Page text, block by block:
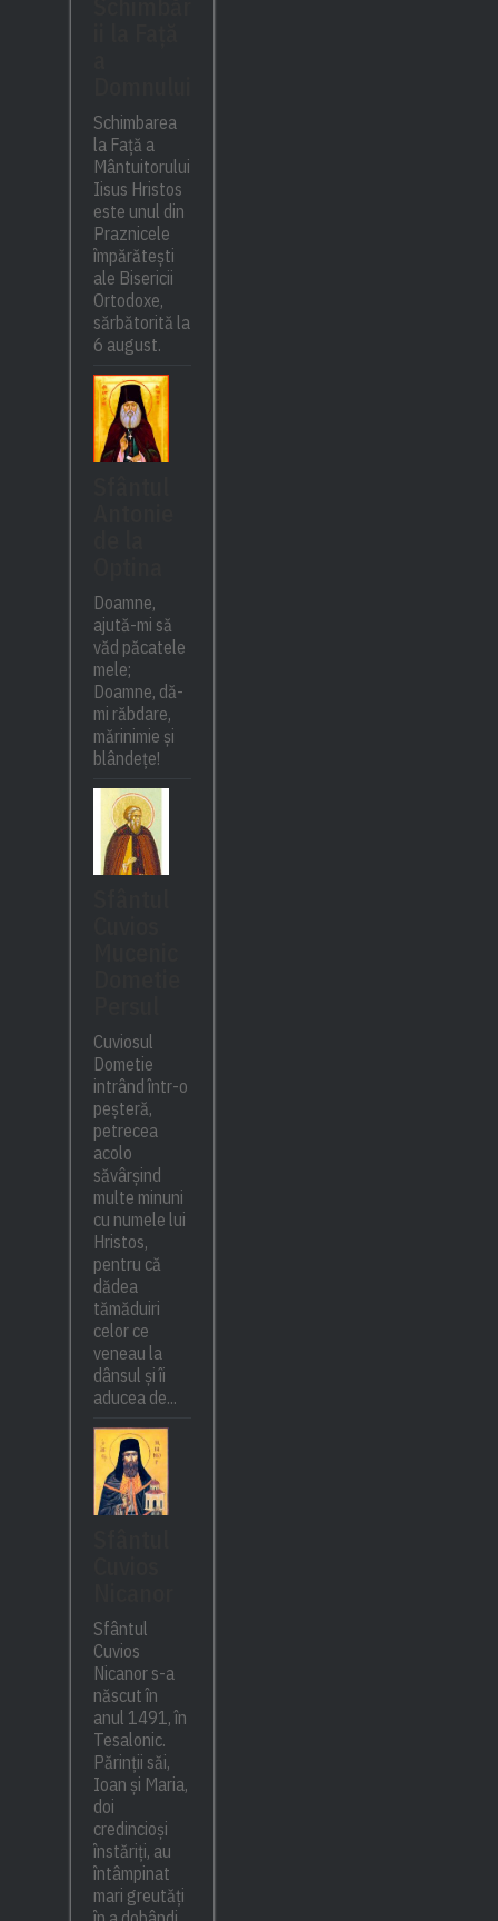
Schimbarea
la Față a
Mântuitorului
Iisus Hristos
este unul din
Praznicele
împărătești
ale Bisericii
Ortodoxe,
sărbătorită la
6 august.
Doamne,
ajută-mi să
văd păcatele
mele;
Doamne, dă-
mi răbdare,
mărinimie şi
blândeţe!
Cuviosul
Dometie
intrând într-o
peșteră,
petrecea
acolo
săvârșind
multe minuni
cu numele lui
Hristos,
pentru că
dădea
tămăduiri
celor ce
veneau la
dânsul și îi
aducea de...
Sfântul
Cuvios
Nicanor s-a
născut în
anul 1491, în
Tesalonic.
Părinții săi,
Ioan și Maria,
doi
credincioși
înstăriți, au
întâmpinat
mari greutăți